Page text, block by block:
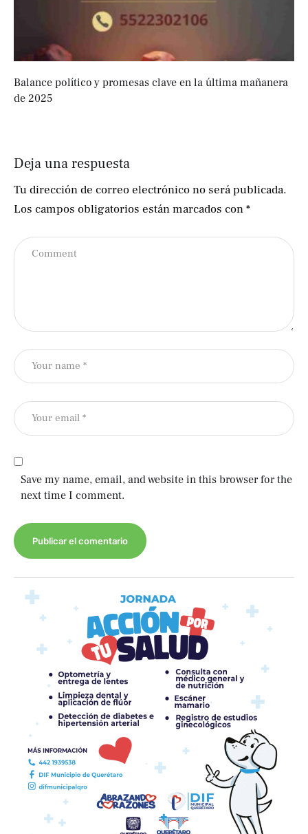
Balance político y promesas clave en la última mañanera
de 2025
Deja una respuesta
Tu dirección de correo electrónico no será publicada.
Los campos obligatorios están marcados con*
Save my name, email, and website in this browser for the
next time I comment.